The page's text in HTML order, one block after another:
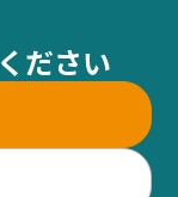
ださい